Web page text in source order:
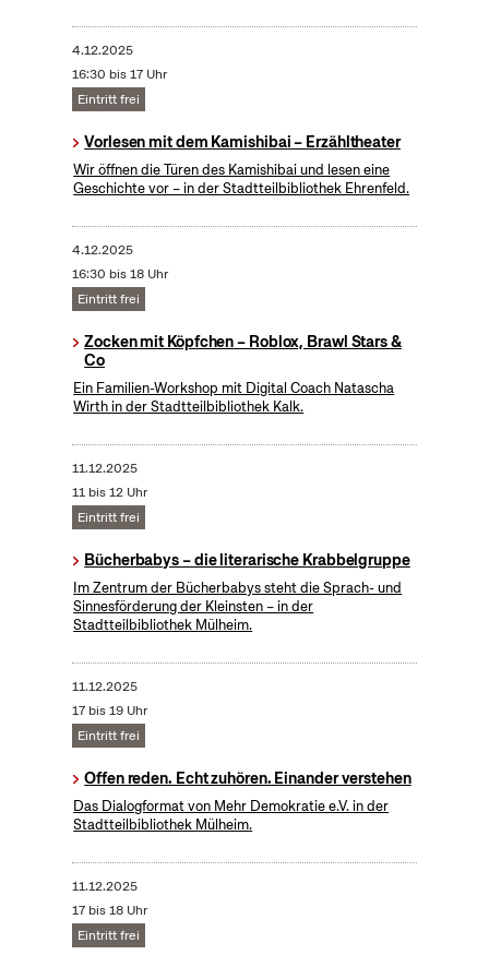
4.12.2025
16:30 bis 17 Uhr
Eintritt frei
Vorlesen mit dem Kamishibai – Erzähltheater
Wir öffnen die Türen des Kamishibai und lesen eine
Geschichte vor – in der Stadtteilbibliothek Ehrenfeld.
4.12.2025
16:30 bis 18 Uhr
Eintritt frei
Zocken mit Köpfchen – Roblox, Brawl Stars &
Co
Ein Familien-Workshop mit Digital Coach Natascha
Wirth in der Stadtteilbibliothek Kalk.
11.12.2025
11 bis 12 Uhr
Eintritt frei
Bücherbabys – die literarische Krabbelgruppe
Im Zentrum der Bücherbabys steht die Sprach- und
Sinnesförderung der Kleinsten – in der
Stadtteilbibliothek Mülheim.
11.12.2025
17 bis 19 Uhr
Eintritt frei
Offen reden. Echt zuhören. Einander verstehen
Das Dialogformat von Mehr Demokratie e.V. in der
Stadtteilbibliothek Mülheim.
11.12.2025
17 bis 18 Uhr
Eintritt frei